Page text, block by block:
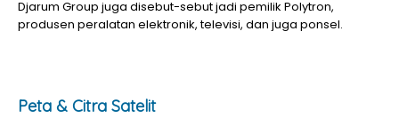
Djarum Group juga disebut-sebut jadi pemilik Polytron,
produsen peralatan elektronik, televisi, dan juga ponsel.
Peta & Citra Satelit